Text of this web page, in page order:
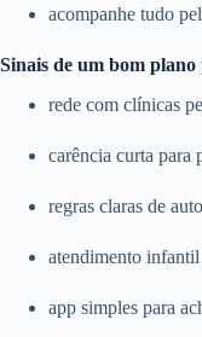
acompanhe tudo
Sinais de um bom plano
rede com clínicas
carência curta para
regras claras de
atendimento
app simples para